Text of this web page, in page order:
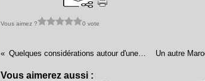
Vous aimez ? 0 vote
Quelques considérations autour d'une typologie des typologies
Vous aimerez aussi :